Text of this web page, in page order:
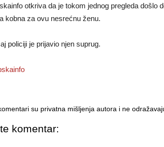
otkriva da je tokom jednog pregleda došlo
kobna za ovu nesrećnu ženu.
policiji je prijavio njen suprug.
su privatna mišljenja autora i ne
komentar: